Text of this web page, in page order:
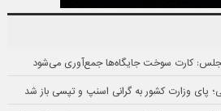
کارت سوخت جایگاه‌ها جمع‌آوری می‌شود
پای وزارت کشور به گرانی اسنپ و تپسی باز شد